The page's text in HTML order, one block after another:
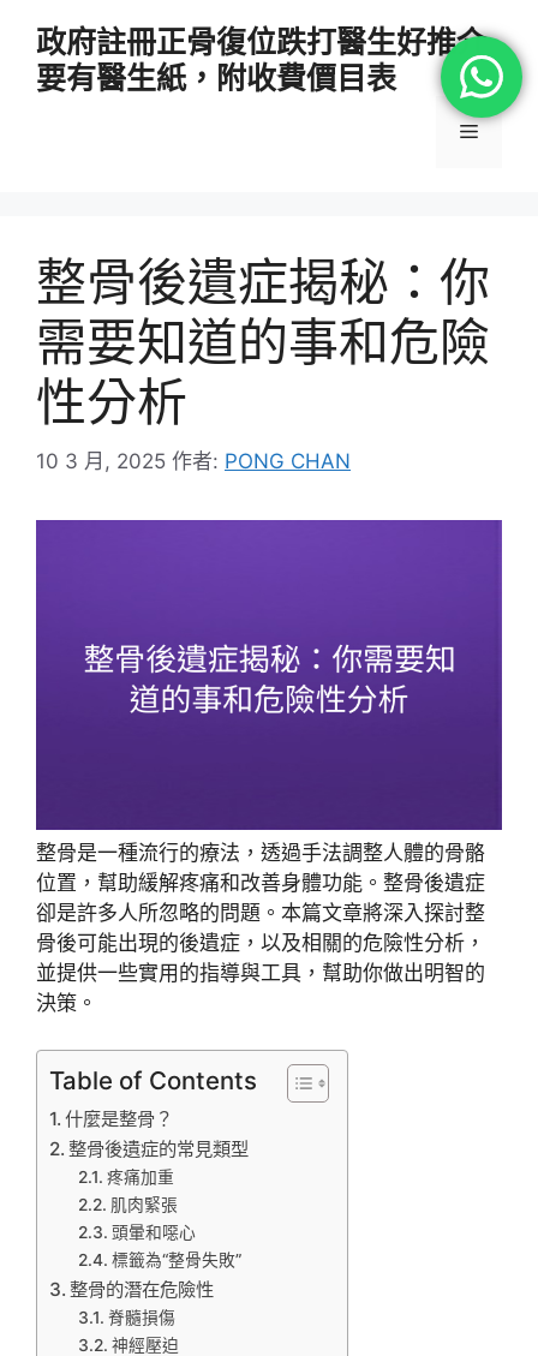
政府註冊正骨復位跌打醫生好推介
要有醫生紙，附收費價目表
選
整骨後遺症揭秘：你
需要知道的事和危險
性分析
10 3 月, 2025 作者: PONG CHAN
整骨是一種流行的療法，透過手法調整人體的骨骼
位置，幫助緩解疼痛和改善身體功能。整骨後遺症
卻是許多人所忽略的問題。本篇文章將深入探討整
骨後可能出現的後遺症，以及相關的危險性分析，
並提供一些實用的指導與工具，幫助你做出明智的
決策。
Table of Contents
什麼是整骨？
整骨後遺症的常見類型
疼痛加重
肌肉緊張
頭暈和噁心
標籤為“整骨失敗”
整骨的潛在危險性
脊髓損傷
神經壓迫